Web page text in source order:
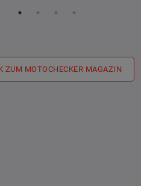
ZUM MOTOCHECKER MAGAZIN